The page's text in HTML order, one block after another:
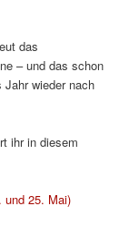
das
– und das schon
wieder nach
ihr in diesem
und 25. Mai)